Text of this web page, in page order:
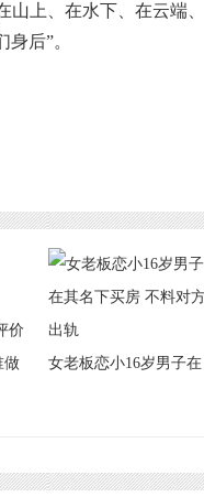
山上、在水下、在云
后”。
价
做
女老板恋小16岁男子在